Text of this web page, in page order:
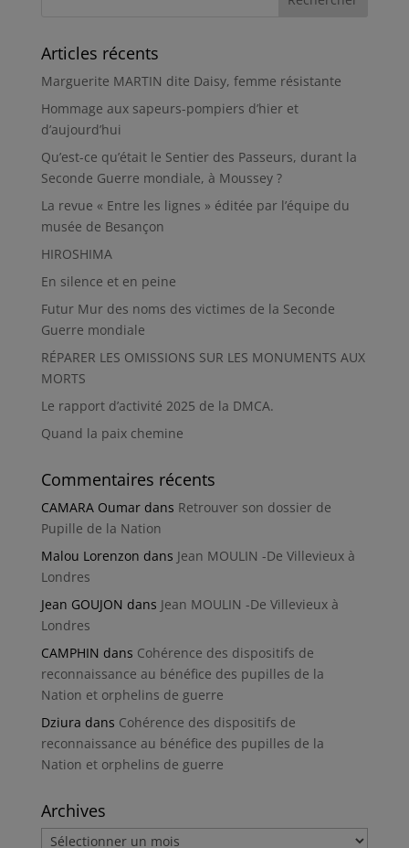
Articles récents
Marguerite MARTIN dite Daisy, femme résistante
Hommage aux sapeurs-pompiers d’hier et
d’aujourd’hui
Qu’est-ce qu’était le Sentier des Passeurs, durant la
Seconde Guerre mondiale, à Moussey ?
La revue « Entre les lignes » éditée par l’équipe du
musée de Besançon
HIROSHIMA
En silence et en peine
Futur Mur des noms des victimes de la Seconde
Guerre mondiale
RÉPARER LES OMISSIONS SUR LES MONUMENTS AUX
MORTS
Le rapport d’activité 2025 de la DMCA.
Quand la paix chemine
Commentaires récents
CAMARA Oumardans Retrouver son dossier de
Pupille de la Nation
Malou Lorenzon dans Jean MOULIN -De Villevieux à
Londres
Jean GOUJON dans Jean MOULIN -De Villevieux à
Londres
CAMPHIN dans Cohérence des dispositifs de
reconnaissance au bénéfice des pupilles de la
Nation et orphelins de guerre
Dziura dans Cohérence des dispositifs de
reconnaissance au bénéfice des pupilles de la
Nation et orphelins de guerre
Archives
Archives